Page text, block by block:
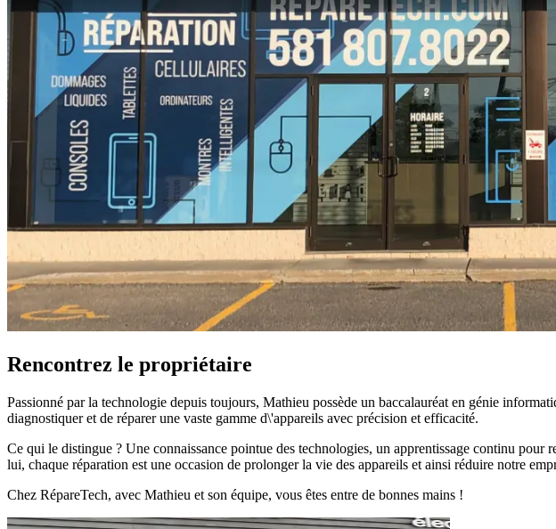
Rencontrez le propriétaire
Passionné par la technologie depuis toujours, Mathieu possède un baccalauréat en génie
diagnostiquer et de réparer une vaste gamme d\'appareils avec précision et efficacité.
Ce qui le distingue ? Une connaissance pointue des technologies, un apprentissage continu
lui, chaque réparation est une occasion de prolonger la vie des appareils et ainsi réduire notre
Chez RépareTech, avec Mathieu et son équipe, vous êtes entre de bonnes mains !